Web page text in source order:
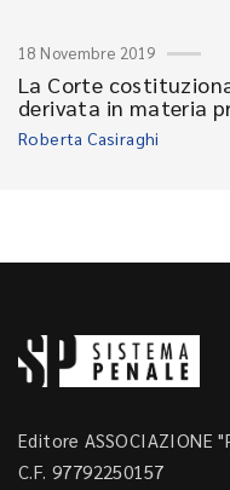
18 Novembre 2019
La Corte
derivata in materia
Roberta Casiraghi
Editore ASSOCIAZIONE
C.F. 97792250157